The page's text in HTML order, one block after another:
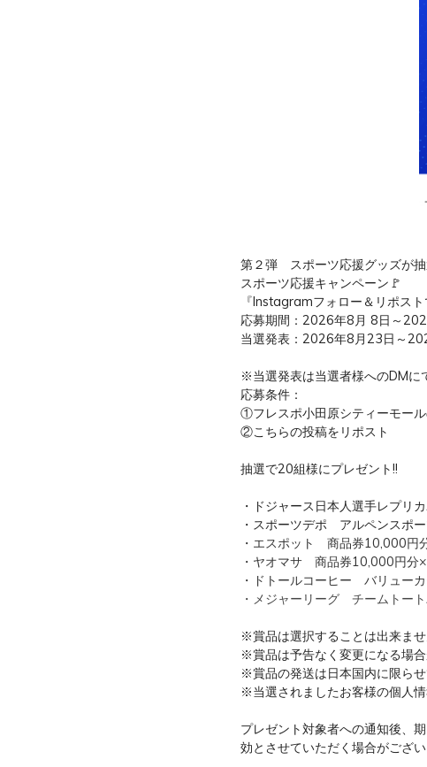
第２弾 スポーツ応援グッズが抽
スポーツ応援キャンペーン🚩
『Instagramフォロー＆リポスト
応募期間：2026年8月 8日～
当選発表：2026年8月23日～
※当選発表は当選者様へのDMに
応募条件：
①フレスポ小田原シティーモー
②こちらの投稿をリポスト
抽選で20組様にプレゼント!!
・ドジャース日本人選手レプリ
・スポーツデポ アルペンスポ
・エスポット 商品券10,000円
・ヤオマサ 商品券10,000円分
・ドトールコーヒー バリュー
・メジャーリーグ チームトー
※賞品は選択することは出来ませ
※賞品は予告なく変更になる場合
※賞品の発送は日本国内に限らせ
※当選されましたお客様の個人
プレゼント対象者への通知後、
効とさせていただく場合がござい